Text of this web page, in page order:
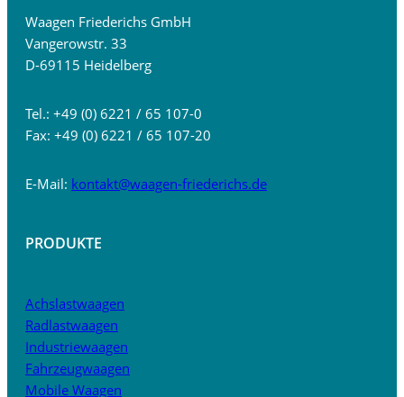
Waagen Friederichs GmbH
Vangerowstr. 33
D-69115 Heidelberg
Tel.: +49 (0) 6221 / 65 107-0
Fax: +49 (0) 6221 / 65 107-20
E-Mail: kontakt@waagen-friederichs.de
PRODUKTE
Achslastwaagen
Radlastwaagen
Industriewaagen
Fahrzeugwaagen
Mobile Waagen